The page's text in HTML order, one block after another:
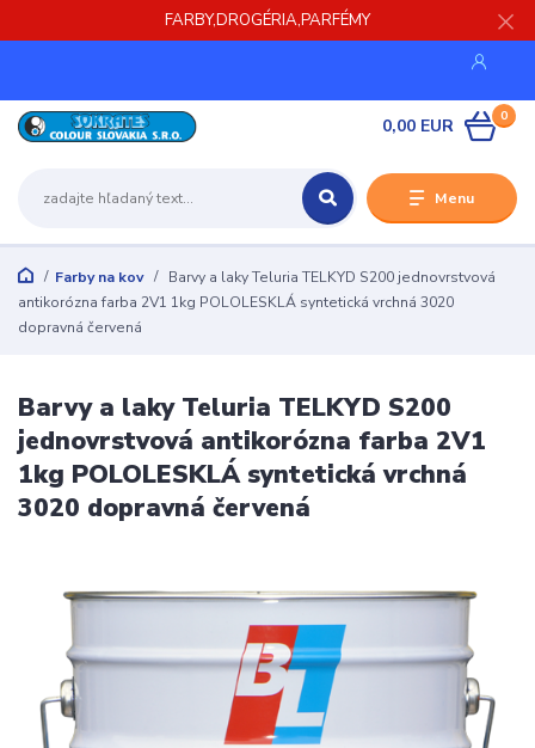
FARBY,DROGÉRIA,PARFÉMY
Menu
0
0,00 EUR
Farby na kov
Barvy a laky Teluria TELKYD S200 jednovrstvová
antikorózna farba 2V1 1kg POLOLESKLÁ syntetická vrchná 3020
dopravná červená
Barvy a laky Teluria TELKYD S200
jednovrstvová antikorózna farba 2V1
1kg POLOLESKLÁ syntetická vrchná
3020 dopravná červená